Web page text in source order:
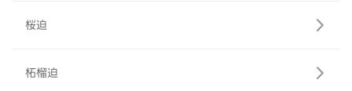
桜迫
柘榴迫